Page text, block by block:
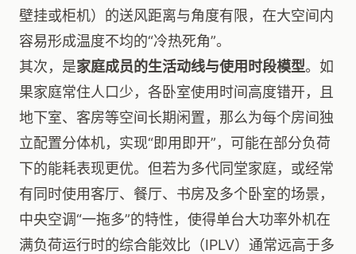
壁挂或柜机）的送风距离与角度有限，在大空间内
容易形成温度不均的“冷热死角”。
其次，是家庭成员的生活动线与使用时段模型。如
果家庭常住人口少，各卧室使用时间高度错开，且
地下室、客房等空间长期闲置，那么为每个房间独
立配置分体机，实现“即用即开”，可能在部分负荷
下的能耗表现更优。但若为多代同堂家庭，或经常
有同时使用客厅、餐厅、书房及多个卧室的场景，
中央空调“一拖多”的特性，使得单台大功率外机在
满负荷运行时的综合能效比（IPLV）通常远高于多